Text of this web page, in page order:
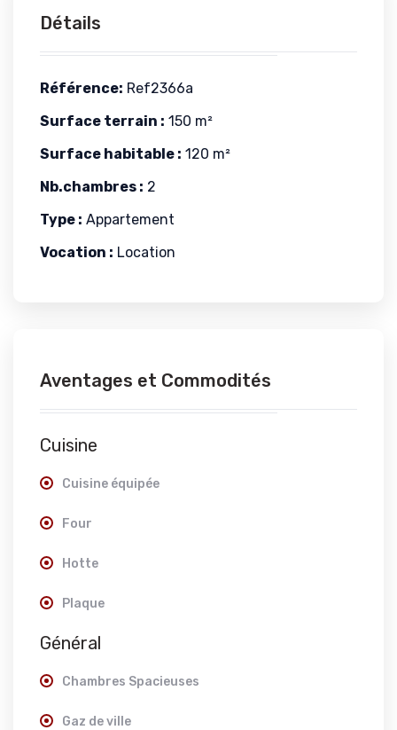
Détails
Référence: Ref2366a
Surface terrain : 150 m²
Surface habitable : 120 m²
Nb.chambres : 2
Type : Appartement
Vocation : Location
Aventages et Commodités
Cuisine
Cuisine équipée
Four
Hotte
Plaque
Général
Chambres Spacieuses
Gaz de ville